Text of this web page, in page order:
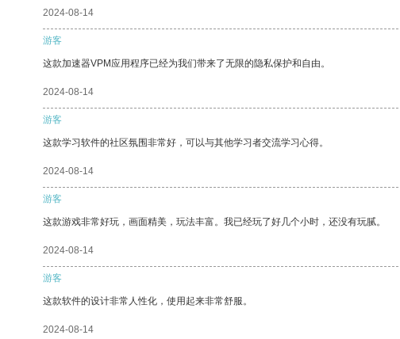
2024-08-14
游客
这款加速器VPM应用程序已经为我们带来了无限的隐私保护和自由。
2024-08-14
游客
这款学习软件的社区氛围非常好，可以与其他学习者交流学习心得。
2024-08-14
游客
这款游戏非常好玩，画面精美，玩法丰富。我已经玩了好几个小时，还没有玩腻。
2024-08-14
游客
这款软件的设计非常人性化，使用起来非常舒服。
2024-08-14